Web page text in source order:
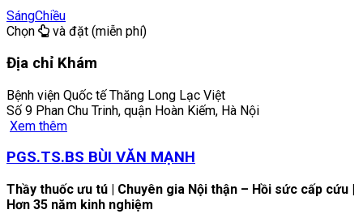
SángChiều
Chọn
và đặt (miễn phí)
Địa chỉ Khám
Bệnh viện Quốc tế Thăng Long Lạc Việt
Số 9 Phan Chu Trinh, quận Hoàn Kiếm, Hà Nội
Xem thêm
PGS.TS.BS BÙI VĂN MẠNH
Thầy thuốc ưu tú | Chuyên gia Nội thận – Hồi sức cấp cứu |
Hơn 35 năm kinh nghiệm